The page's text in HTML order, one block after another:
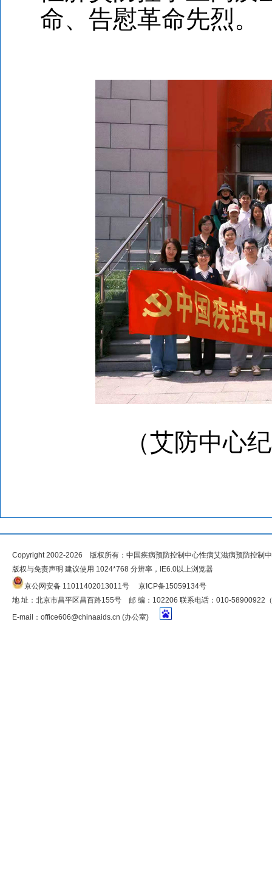
命、告慰革命先烈。
（艾防中心
Copyright 2002-2026 版权所有：中国疾病预防控制中心性病艾滋病预防控制
版权与免责声明 建议使用 1024*768 分辨率，IE6.0以上浏览器
京公网安备 11011402013011号
京ICP备15059134号
地 址：北京市昌平区昌百路155号 邮 编：102206 联系电话：010-58900922
E-mail： office606@chinaaids.cn (办公室)